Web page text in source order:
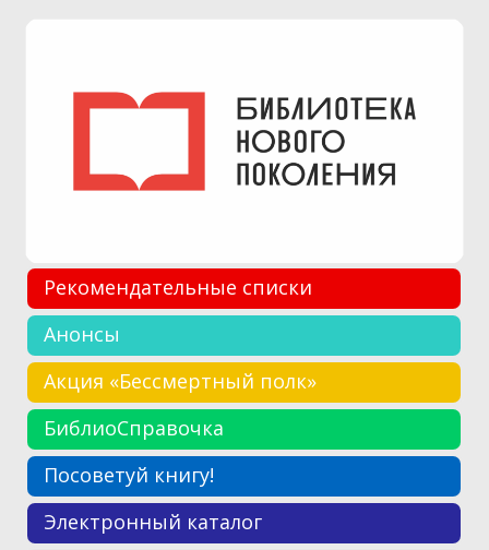
Рекомендательные списки
Анонсы
Акция «Бессмертный полк»
БиблиоСправочка
Посоветуй книгу!
Электронный каталог